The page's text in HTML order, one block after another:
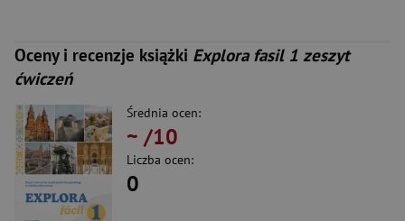
Oceny i recenzje książki Explora fasil 1 zeszyt
ćwiczeń
Średnia ocen:
~ /10
Liczba ocen:
0